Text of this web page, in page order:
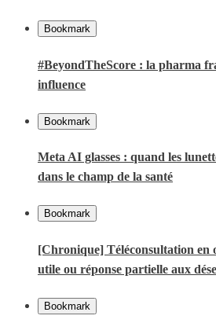
Bookmark
#BeyondTheScore : la pharma
influence
Bookmark
Meta AI glasses : quand les
dans le champ de la santé
Bookmark
[Chronique] Téléconsultation en
utile ou réponse partielle aux
Bookmark